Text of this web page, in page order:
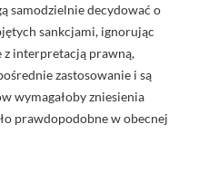
samodzielnie decydować o
sankcjami, ignorując
z interpretacją prawną,
zastosowanie i są
wymagałoby zniesienia
prawdopodobne w obecnej